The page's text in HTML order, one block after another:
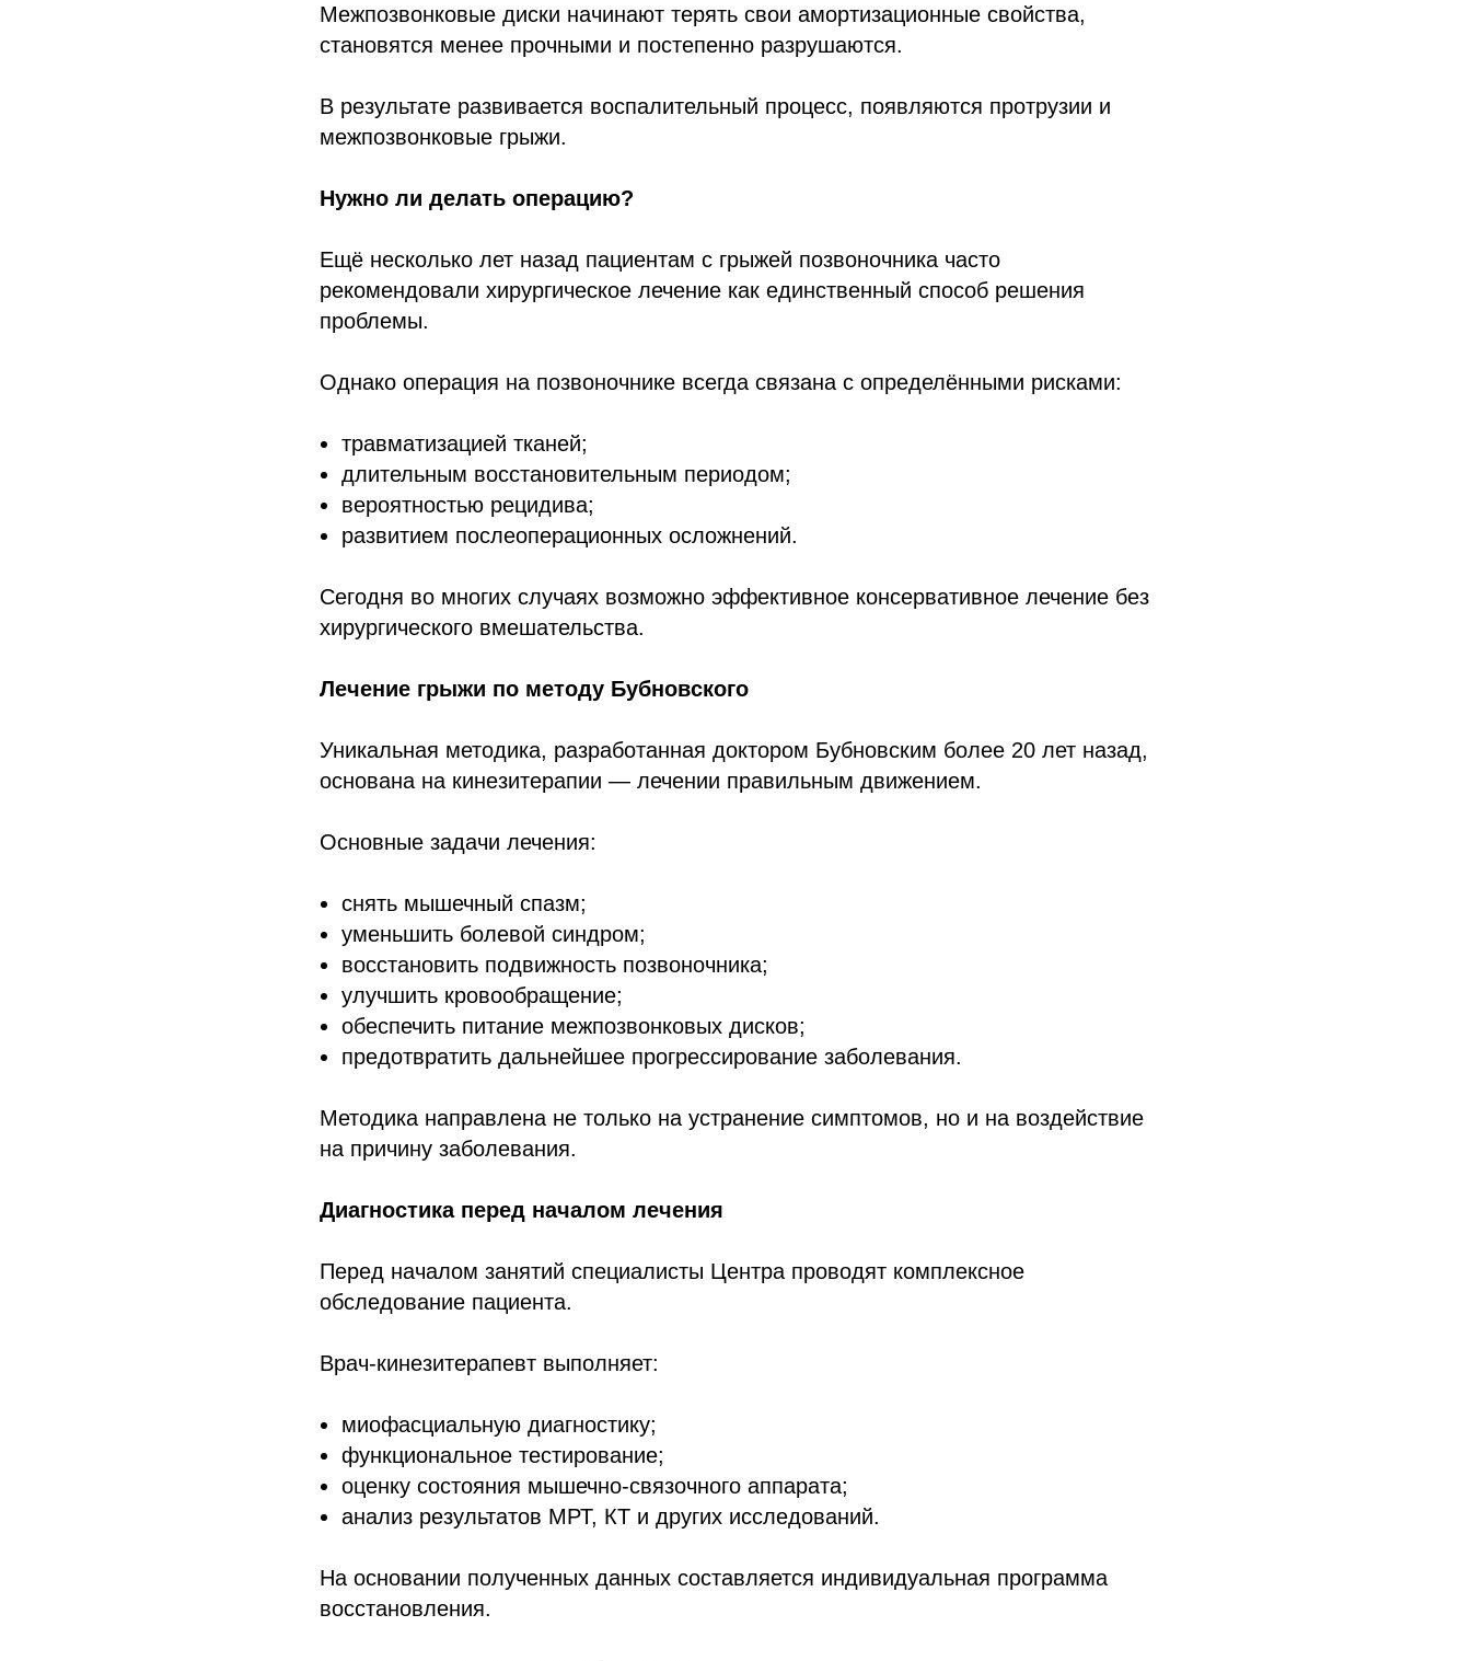
Межпозвонковые диски начинают терять свои амортизационные свойства,
становятся менее прочными и постепенно разрушаются.
В результате развивается воспалительный процесс, появляются протрузии и
межпозвонковые грыжи.
Нужно ли делать операцию?
Ещё несколько лет назад пациентам с грыжей позвоночника часто
рекомендовали хирургическое лечение как единственный способ решения
проблемы.
Однако операция на позвоночнике всегда связана с определёнными рисками:
травматизацией тканей;
длительным восстановительным периодом;
вероятностью рецидива;
развитием послеоперационных осложнений.
Сегодня во многих случаях возможно эффективное консервативное лечение без
хирургического вмешательства.
Лечение грыжи по методу Бубновского
Уникальная методика, разработанная доктором Бубновским более 20 лет назад,
основана на кинезитерапии — лечении правильным движением.
Основные задачи лечения:
снять мышечный спазм;
уменьшить болевой синдром;
восстановить подвижность позвоночника;
улучшить кровообращение;
обеспечить питание межпозвонковых дисков;
предотвратить дальнейшее прогрессирование заболевания.
Методика направлена не только на устранение симптомов, но и на воздействие
на причину заболевания.
Диагностика перед началом лечения
Перед началом занятий специалисты Центра проводят комплексное
обследование пациента.
Врач-кинезитерапевт выполняет:
миофасциальную диагностику;
функциональное тестирование;
оценку состояния мышечно-связочного аппарата;
анализ результатов МРТ, КТ и других исследований.
На основании полученных данных составляется индивидуальная программа
восстановления.